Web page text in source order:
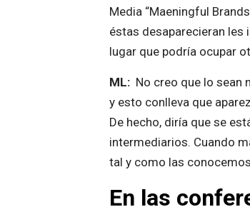
Media “Maeningful
éstas desaparecieran les
lugar que podría ocupar
ML: No creo que lo sean
y esto conlleva que
De hecho, diría que se
intermediarios. Cuando
tal y como las
En las